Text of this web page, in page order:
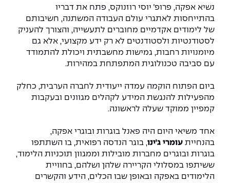
נשיא אפקה, פרופ׳ יוסי רוזנוקס, פתח את דבריו
בהתייחסות לאתגרי עולם העבודה המשתנה, חשיבותם
של לימודים אקדמיים מחוברים לתעשייה, והצורך להעניק
לסטודנטיות ולסטודנטים לא רק ידע מקצועי, אלא גם
מיומנויות רחבות, גמישות מחשבתית ויכולת להתמודד
עם סביבה טכנולוגית המתפתחת במהירות.
ביום הפתוח הוקמה עמדה ייעודית לחברה הערבית, כחלק
מהפעילות להנגשת המידע לקהלים מגוונים ובעקבות
קמפיין ממוקד שעלה לראשונה.
אחד משיאי היום היה פאנל בוגרות ובוגרי אפקה,
בהנחיית עומרי ג׳ינו, בוגר הנדסה רפואית, בו השתתפו
בוגרות ובוגרים מחברות מובילות וממגוון תוכניות הלימוד,
ששיתפו במסלולי הקריירה שלהן ושלהם, בחוויית
הלימודים באפקה ובאופן שבו הכלים, הידע והקשרים
ידיעות מן העיתונות
כתבי עת
כואבים את לכתם
לעבוד באפקה
אזור אישי
כניסה לסגל
היחידה לפיזיקה
היחידה לאנגלית
היחידה לחברה ורוח
היחידה ללימודי חוץ
קורס ניהול מוצר בשילוב AI
קורס דירקטורים
נבחרות הספורט
מעורבות חברתית
מרכז החדשנות והיזמות
המרכז לקידום הלמידה
היחידה לבינלאומיות
שכר לימוד
מלגות
ולמשרתי המילואים – תשפ״ו